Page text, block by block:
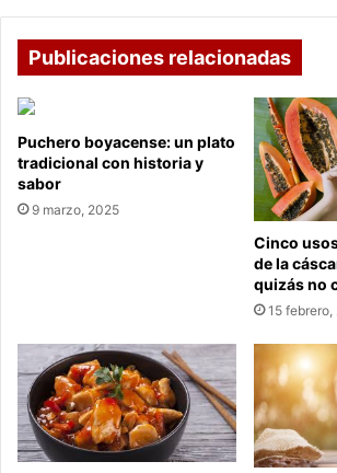
Publicaciones relacionadas
Puchero boyacense: un plato
tradicional con historia y
sabor
9 marzo, 2025
Cinco
de la
quizás no
15 febrero,